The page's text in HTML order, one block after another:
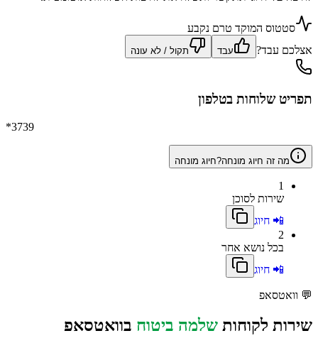
סטטוס המוקד טרם נקבע
אצלכם עבד?
עבד תקול / לא עונה
תפריט שלוחות בטלפון
*3739
מה זה חיוג מונחה?חיוג מונחה
1
שירות לסוכן
📲 חיוג
2
בכל נושא אחר
📲 חיוג
💬 וואטסאפ
שירות לקוחות שלמה ביטוח בוואטסאפ